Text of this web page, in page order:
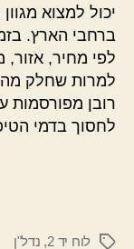
יכול למצוא
ברחבי הארץ.
לפי מחיר, אזור,
למרות שחלק
רובן מפורסמות
לחסוך בדמי
תגיותלוח יד 2 , נדל"ן